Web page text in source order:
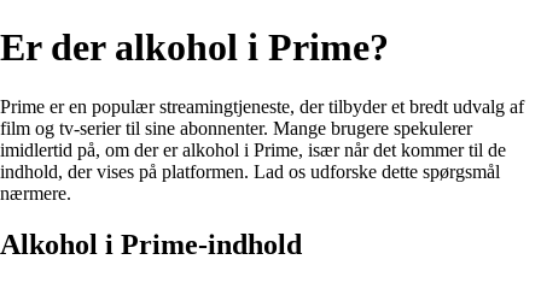
Er der alkohol i Prime?
Prime er en populær streamingtjeneste, der tilbyder et bredt udvalg af
film og tv-serier til sine abonnenter. Mange brugere spekulerer
imidlertid på, om der er alkohol i Prime, især når det kommer til de
indhold, der vises på platformen. Lad os udforske dette spørgsmål
nærmere.
Alkohol i Prime-indhold